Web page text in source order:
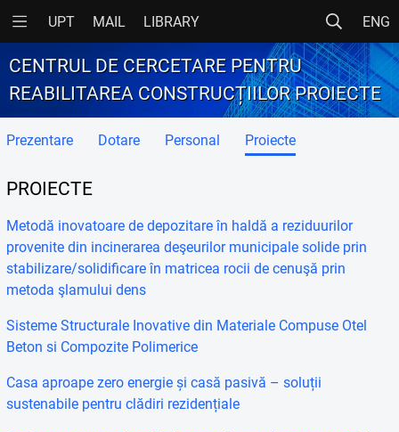
UPT MAIL LIBRARY ENG
CENTRUL DE CERCETARE PENTRU
REABILITAREA CONSTRUCȚIILOR PROIECTE
Prezentare Dotare Personal Proiecte
PROIECTE
Metodă inovatoare de depozitare în haldă a reziduurilor
provenite din incinerarea deşeurilor municipale solide prin
stabilizare/solidificare în matricea rocii de cenuşă prin
metoda şlamului dens
Sisteme Structurale Inovative din Materiale Compuse Otel
Beton si Compozite Polimerice
Casa aproape zero energie și casă pasivă – soluții
sustenabile pentru clădiri rezidențiale